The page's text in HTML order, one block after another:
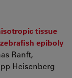
tissue
epiboly
Ranft,
Heisenberg